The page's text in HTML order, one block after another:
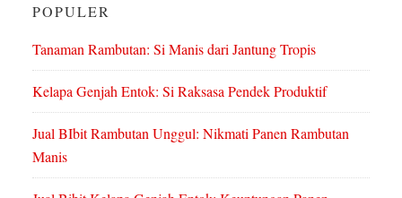
POPULER
Tanaman Rambutan: Si Manis dari Jantung Tropis
Kelapa Genjah Entok: Si Raksasa Pendek Produktif
Jual BIbit Rambutan Unggul: Nikmati Panen Rambutan
Manis